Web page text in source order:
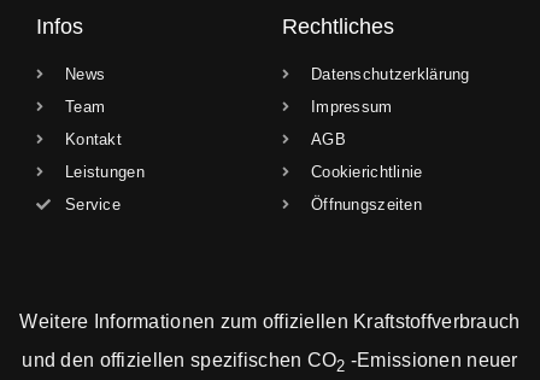
Infos
News
Team
Kontakt
Leistungen
Service
Rechtliches
Datenschutzerklärung
Impressum
AGB
Cookierichtlinie
Öffnungszeiten
Weitere Informationen zum offiziellen Kraftstoffverbrauch
und den offiziellen spezifischen CO2 -Emissionen neuer